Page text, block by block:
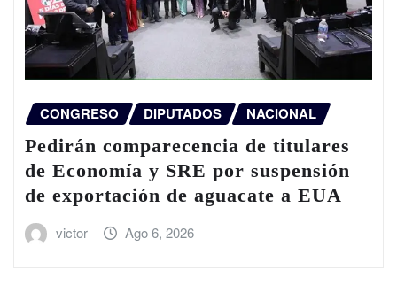
CONGRESO DIPUTADOS NACIONAL
Pedirán comparecencia de titulares
de Economía y SRE por suspensión
de exportación de aguacate a EUA
victor Ago 6, 2026